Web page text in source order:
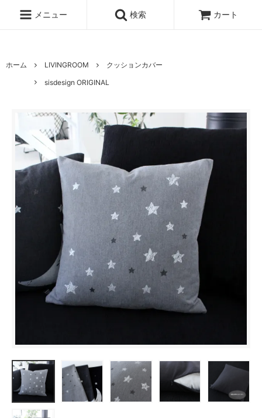
メニュー
検索 カート
ホーム LIVINGROOM
クッションカバー
sisdesign ORIGINAL